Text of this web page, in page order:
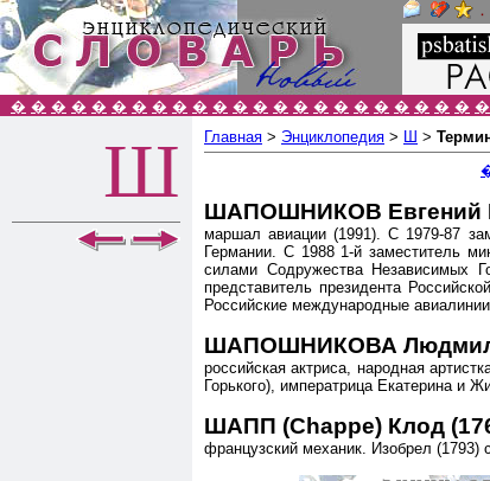
٠
� � � � � � � � � � � � � � � � � � � � � � � �
Ш Главная > Энциклопедия > Ш >
ШАПОШНИКОВ Евгений
маршал авиации (1991). С 1979-87
Германии. С 1988 1-й заместитель
силами Содружества Независимых
представитель президента
Российские международные
ШАПОШНИКОВА
российская актриса, народная
Горького), императрица Екатерина и
ШАПП (Chappe) Клод
французский механик. Изобрел